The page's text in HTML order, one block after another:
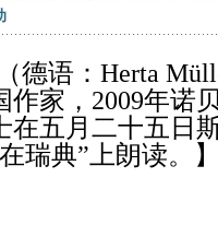
德语：Herta
作家，2009年诺
在五月二十五日
瑞典”上朗读。